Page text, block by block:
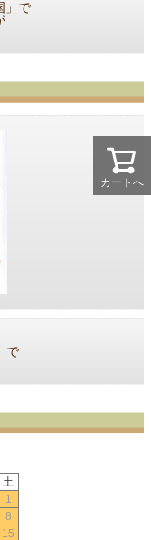
カートへ
」で
で
土
1
8
15